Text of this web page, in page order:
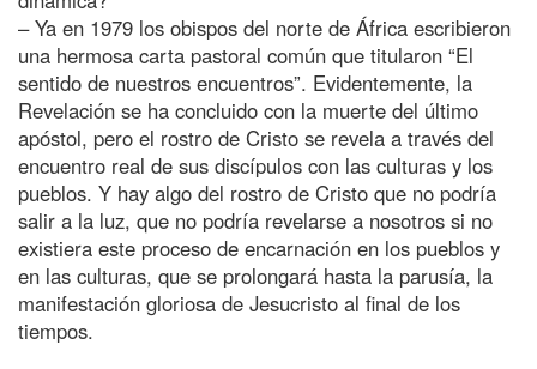
– Ya en 1979 los obispos del norte de África escribieron
una hermosa carta pastoral común que titularon “El
sentido de nuestros encuentros”. Evidentemente, la
Revelación se ha concluido con la muerte del último
apóstol, pero el rostro de Cristo se revela a través del
encuentro real de sus discípulos con las culturas y los
pueblos. Y hay algo del rostro de Cristo que no podría
salir a la luz, que no podría revelarse a nosotros si no
existiera este proceso de encarnación en los pueblos y
en las culturas, que se prolongará hasta la parusía, la
manifestación gloriosa de Jesucristo al final de los
tiempos.